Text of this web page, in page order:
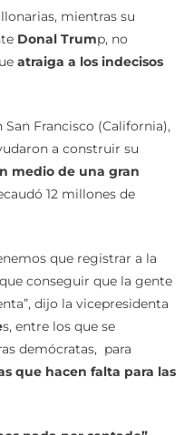
mientras su
Donal Trump, no
atraiga a los indecisos
Francisco (California),
a construir su
medio de una gran
12 millones de
que registrar a la
conseguir que la gente
dijo la vicepresidenta
s, entre los que se
demócratas, para
que hacen falta para las